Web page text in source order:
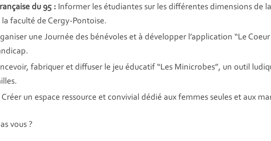
du 95 : Informer les étudiantes sur les différentes dimensions de
faculté de Cergy-Pontoise.
une Journée des bénévoles et à développer l’application “Le
fabriquer et diffuser le jeu éducatif “Les Minicrobes”, un outil
Créer un espace ressource et convivial dédié aux femmes seules et aux
vous ?